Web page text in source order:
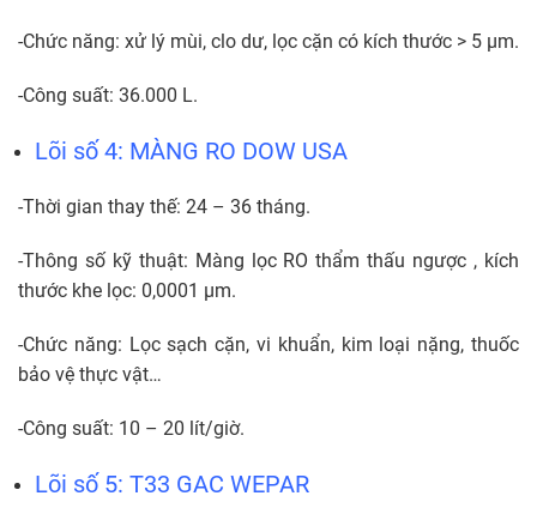
-Chức năng: xử lý mùi, clo dư, lọc cặn có kích thước > 5 µm.
-Công suất: 36.000 L.
Lõi số 4: MÀNG RO DOW USA
-Thời gian thay thế: 24 – 36 tháng.
-Thông số kỹ thuật: Màng lọc RO thẩm thấu ngược , kích
thước khe lọc: 0,0001 µm.
-Chức năng: Lọc sạch cặn, vi khuẩn, kim loại nặng, thuốc
bảo vệ thực vật…
-Công suất: 10 – 20 lít/giờ.
Lõi số 5: T33 GAC WEPAR